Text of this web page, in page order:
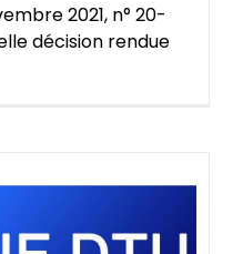
2021, n° 20-
décision rendue